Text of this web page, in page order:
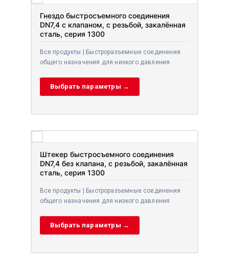
Гнездо быстросъемного соединения
DN7,4 с клапаном, с резьбой, закалённая
сталь, серия 1300
Все продукты | Быстроразъемные соединения
общего назначения для низкого давления
Выбрать параметры →
Штекер быстросъемного соединения
DN7,4 без клапана, с резьбой, закалённая
сталь, серия 1300
Все продукты | Быстроразъемные соединения
общего назначения для низкого давления
Выбрать параметры →